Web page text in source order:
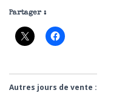
Partager :
Autres jours de vente :